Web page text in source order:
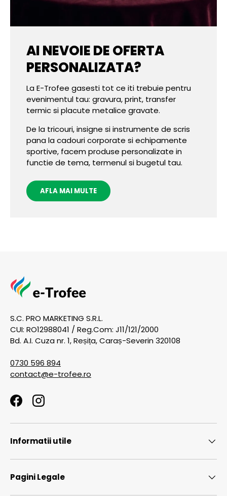
AI NEVOIE DE OFERTA
PERSONALIZATA?
La E-Trofee gasesti tot ce iti trebuie pentru
evenimentul tau: gravura, print, transfer
termic si placute metalice gravate.
De la tricouri, insigne si instrumente de scris
pana la cadouri corporate si echipamente
sportive, facem produse personalizate in
functie de tema, termenul si bugetul tau.
AFLA MAI MULTE
S.C. PRO MARKETING S.R.L.
CUI: RO12988041 / Reg.Com: J11/121/2000
Bd. A.I. Cuza nr. 1, Reșița, Caraș-Severin 320108
0730 596 894
contact@e-trofee.ro
FacebookInstagram
Informatii utile
Pagini Legale